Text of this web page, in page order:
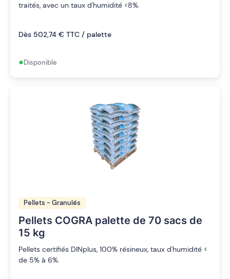
traités, avec un taux d'humidité <8%.
Dès 502,74 € TTC / palette
•Disponible
Pellets - Granulés
Pellets COGRA palette de 70 sacs de
15 kg
Pellets certifiés DINplus, 100% résineux, taux d'humidité <
de 5% à 6%.